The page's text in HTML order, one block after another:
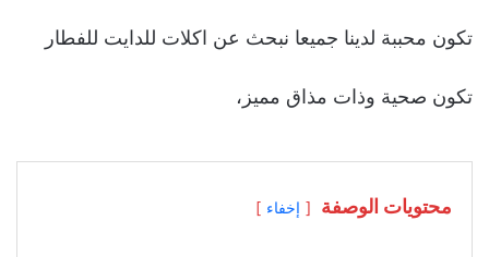
تكون محببة لدينا جميعا نبحث عن اكلات للدايت للفطار
تكون صحية وذات مذاق مميز،
محتويات الوصفة إخفاء